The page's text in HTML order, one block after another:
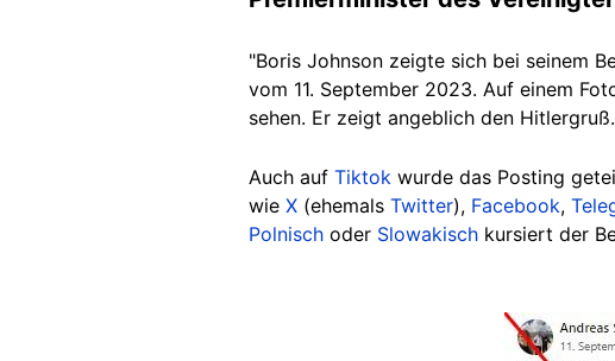
"Boris Johnson zeigte sich bei seinem
vom 11. September 2023. Auf einem
sehen. Er zeigt angeblich den Hitlergruß.
Auch auf Tiktok wurde das Posting
wie X (ehemals Twitter), Facebook,
Polnisch oder Slowakisch kursiert der